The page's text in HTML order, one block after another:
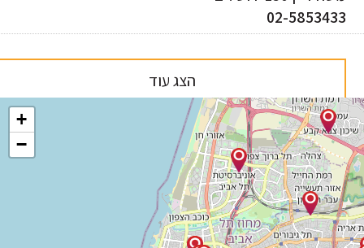
02-
הצג עוד